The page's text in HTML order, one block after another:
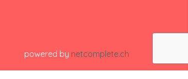
powered by netcomplete.ch